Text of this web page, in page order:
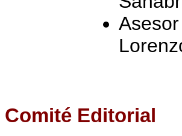
Comité Editorial